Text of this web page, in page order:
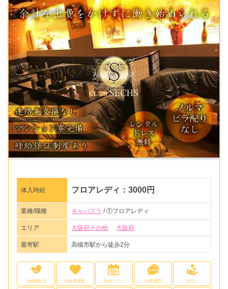
体入時給 フロアレディ：3000円
業種/職種 キャバクラ / ①フロアレディ
エリア 大阪府その他 大阪府
最寄駅 高槻市駅から徒歩2分
未経験歓迎 経験者優遇 自由シフト LINE質問 日払い